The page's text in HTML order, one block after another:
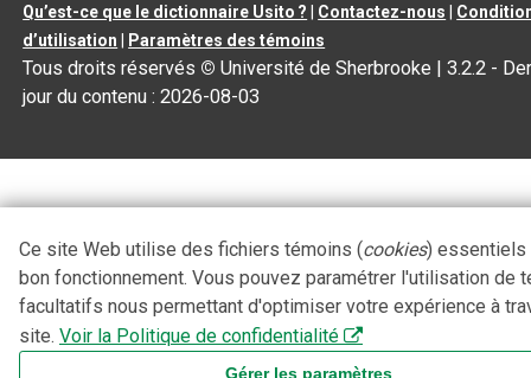
Qu’est-ce que le dictionnaire Usito ? Contactez-nous
d’utilisation
Paramètres des témoins
Tous droits réservés © Université de Sherbrooke |3.2.2 -
jour du contenu :2026-08-03
Ce site Web utilise des fichiers témoins (cookies) essentiels
bon fonctionnement. Vous pouvez paramétrer l'utilisation de
facultatifs nous permettant d'optimiser votre expérience à
site. Voir la Politique de confidentialité
Gérer les paramètres